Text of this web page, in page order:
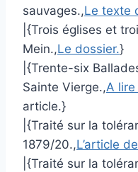
sauvages.,Le texte
|{Trois églises et
Mein.,Le dossier.}
|{Trente-six
Sainte Vierge.,A lire
article.}
|{Traité sur la
1879/20.,L’article
|{Traité sur la